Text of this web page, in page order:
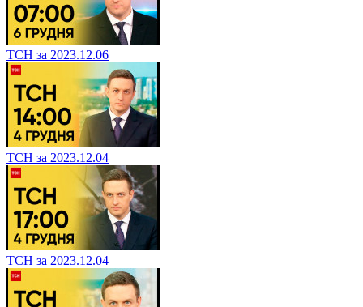
ТСН за 2023.12.06
ТСН за 2023.12.04
ТСН за 2023.12.04